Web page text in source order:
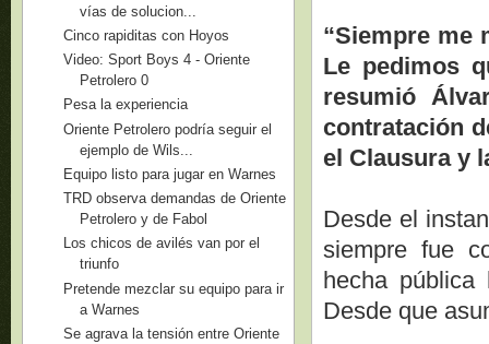
“Siempre me
Le pedimos
resumió
contratación
el Clausura y
Desde el
siempre fue
hecha
Desde que
vías de solucion...
Cinco rapiditas con Hoyos
Video: Sport Boys 4 - Oriente
Petrolero 0
Pesa la experiencia
Oriente Petrolero podría seguir el
ejemplo de Wils...
Equipo listo para jugar en Warnes
TRD observa demandas de Oriente
Petrolero y de Fabol
Los chicos de avilés van por el
triunfo
Pretende mezclar su equipo para ir
a Warnes
Se agrava la tensión entre Oriente